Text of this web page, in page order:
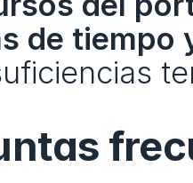
de tiempo